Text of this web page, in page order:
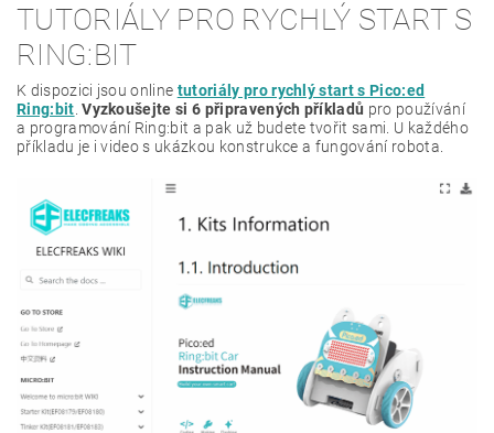
TUTORIÁLY PRO RYCHLÝ START S
RING:BIT
K dispozici jsou online tutoriály pro rychlý start s Pico:ed
Ring:bit Vyzkoušejte si 6 připravených příkladů pro používání
a programování Ring:bit a pak už budete tvořit sami. U každého
příkladu je i video s ukázkou konstrukce a fungování robota.